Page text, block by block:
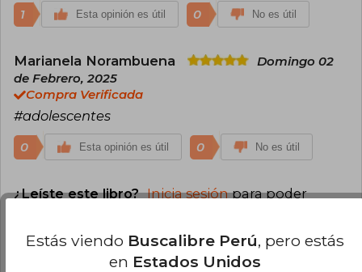
1 Esta opinión es útil 0 No es útil
Marianela Norambuena
Domingo 02
de Febrero, 2025
Compra Verificada
#adolescentes
0 Esta opinión es útil 0 No es útil
¿Leíste este libro? Inicia sesiónpara poder
100% (3)
Estás viendo Buscalibre Perú, pero estás
en Estados Unidos